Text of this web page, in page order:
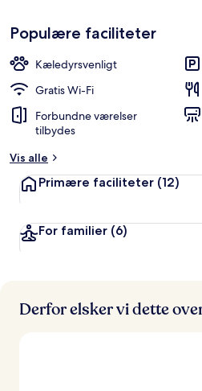
Populære faciliteter
Kæledyrsvenligt
Gratis Wi-Fi
Forbundne værelser
tilbydes
Vis alle
Primære faciliteter (12)
For familier (6)
Derfor elsker vi dette